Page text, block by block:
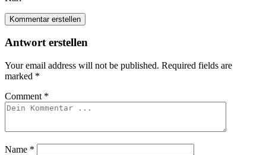
Kommentar erstellen
Antwort erstellen
Your email address will not be published. Required fields are
marked *
Comment *
Name *